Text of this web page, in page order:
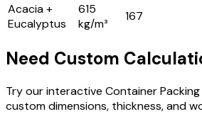
Acacia +
Eucalyptus
615
kg/m³
167
Need Custom
Try our interactive Container
custom dimensions, thickness, and